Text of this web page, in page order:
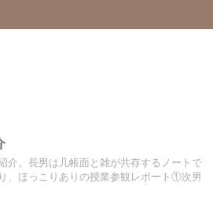
介。長男は几帳面と雑が共存するノートで
、ほっこりありの授業参観レポート①次男